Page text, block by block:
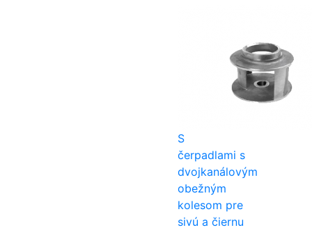
S
čerpadlami s
dvojkanálovým
obežným
kolesom pre
sivú a čiernu